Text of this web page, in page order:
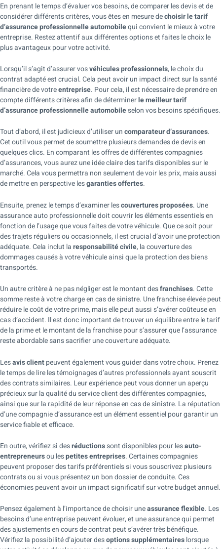
En prenant le temps d’évaluer vos besoins, de comparer les devis et de
considérer différents critères, vous êtes en mesure dechoisir le tarif
d’assurance professionnelle automobilequi convient le mieux à votre
entreprise. Restez attentif aux différentes options et faites le choix le
plus avantageux pour votre activité.
Lorsqu’il s’agit d’assurer vosvéhicules professionnels, le choix du
contrat adapté est crucial. Cela peut avoir un impact direct sur la santé
financière de votreentreprise. Pour cela, il est nécessaire de prendre en
compte différents critères afin de déterminerle meilleur tarif
d’assurance professionnelle automobileselon vos besoins spécifiques.
Tout d’abord, il est judicieux d’utiliser uncomparateur d’assurances.
Cet outil vous permet de soumettre plusieurs demandes de devis en
quelques clics. En comparant les offres de différentes compagnies
d’assurances, vous aurez une idée claire des tarifs disponibles sur le
marché. Cela vous permettra non seulement de voir les prix, mais aussi
de mettre en perspective lesgaranties offertes.
Ensuite, prenez le temps d’examiner lescouvertures proposées. Une
assurance auto professionnelle doit couvrir les éléments essentiels en
fonction de l’usage que vous faites de votre véhicule. Que ce soit pour
des trajets réguliers ou occasionnels, il est crucial d’avoir une protection
adéquate. Cela inclut laresponsabilité civile, la couverture des
dommages causés à votre véhicule ainsi que la protection des biens
transportés.
Un autre critère à ne pas négliger est le montant desfranchises. Cette
somme reste à votre charge en cas de sinistre. Une franchise élevée peut
réduire le coût de votre prime, mais elle peut aussi s’avérer coûteuse en
cas d’accident. Il est donc important de trouver un équilibre entre le tarif
de la prime et le montant de la franchise pour s’assurer que l’assurance
reste abordable sans sacrifier une couverture adéquate.
Lesavis clientpeuvent également vous guider dans votre choix. Prenez
le temps de lire les témoignages d’autres professionnels ayant souscrit
des contrats similaires. Leur expérience peut vous donner un aperçu
précieux sur la qualité du service client des différentes compagnies,
ainsi que sur la rapidité de leur réponse en cas de sinistre. La réputation
d’une compagnie d’assurance est un élément essentiel pour garantir un
service fiable et efficace.
En outre, vérifiez si desréductionssont disponibles pour lesauto-
entrepreneursou lespetites entreprises. Certaines compagnies
peuvent proposer des tarifs préférentiels si vous souscrivez plusieurs
contrats ou si vous présentez un bon dossier de conduite. Ces
économies peuvent avoir un impact significatif sur votre budget annuel.
Pensez également à l’importance de choisir uneassurance flexible. Les
besoins d’une entreprise peuvent évoluer, et une assurance qui permet
des ajustements en cours de contrat peut s’avérer très bénéfique.
Vérifiez la possibilité d’ajouter desoptions supplémentaireslorsque